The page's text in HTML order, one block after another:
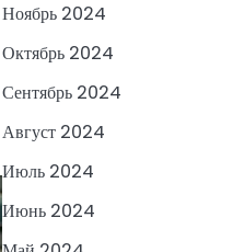
Ноябрь 2024
Октябрь 2024
Сентябрь 2024
Август 2024
Июль 2024
Июнь 2024